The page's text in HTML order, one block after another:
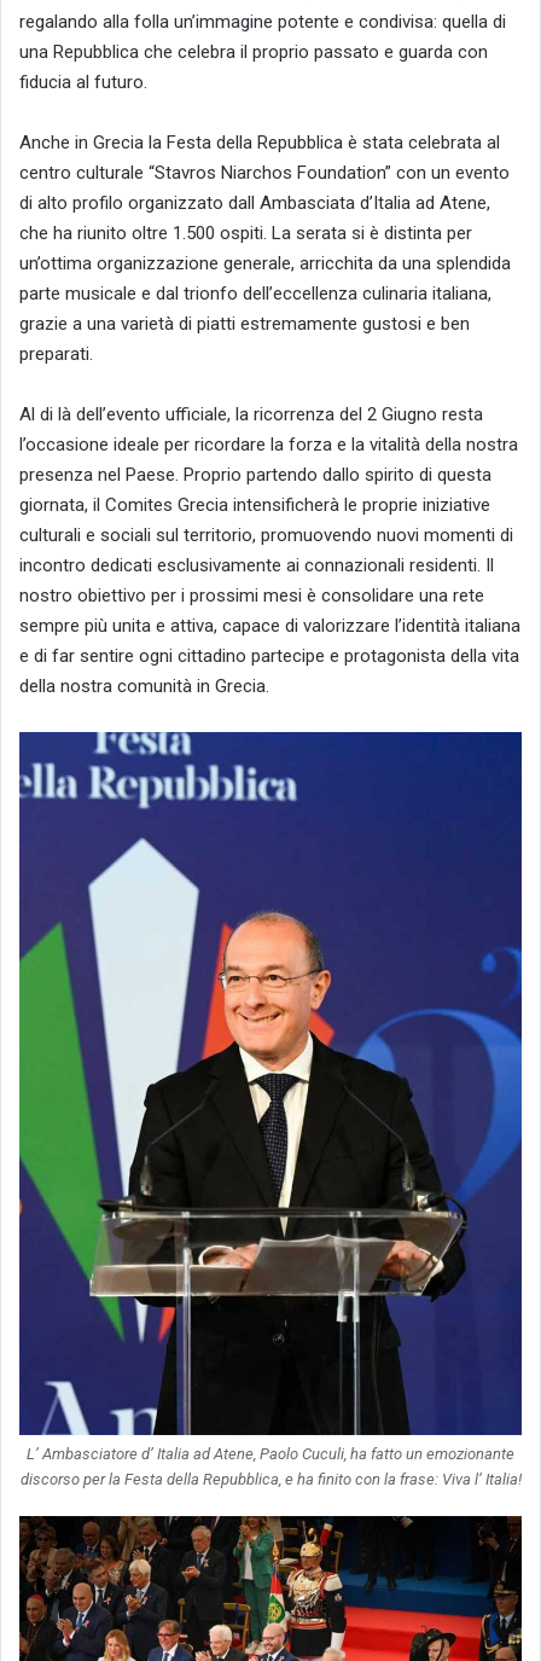
regalando alla folla un’immagine potente e condivisa: quella di
una Repubblica che celebra il proprio passato e guarda con
fiducia al futuro.
Anche in Grecia la Festa della Repubblica è stata celebrata al
centro culturale “Stavros Niarchos Foundation” con un evento
di alto profilo organizzato dall Ambasciata d’Italia ad Atene,
che ha riunito oltre 1.500 ospiti. La serata si è distinta per
un’ottima organizzazione generale, arricchita da una splendida
parte musicale e dal trionfo dell’eccellenza culinaria italiana,
grazie a una varietà di piatti estremamente gustosi e ben
preparati.
​Al di là dell’evento ufficiale, la ricorrenza del 2 Giugno resta
l’occasione ideale per ricordare la forza e la vitalità della nostra
presenza nel Paese. Proprio partendo dallo spirito di questa
giornata, il Comites Grecia intensificherà le proprie iniziative
culturali e sociali sul territorio, promuovendo nuovi momenti di
incontro dedicati esclusivamente ai connazionali residenti. Il
nostro obiettivo per i prossimi mesi è consolidare una rete
sempre più unita e attiva, capace di valorizzare l’identità italiana
e di far sentire ogni cittadino partecipe e protagonista della vita
della nostra comunità in Grecia.
L’ Ambasciatore d’ Italia ad Atene, Paolo Cuculi, ha fatto un emozionante
discorso per la Festa della Repubblica, e ha finito con la frase: Viva l’ Italia!